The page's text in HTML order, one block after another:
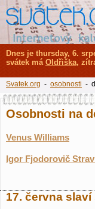
Osobnosti na
Venus Williams
Igor Fjodorovič
17. června
Dnes je thursday, 6.
svátek má Oldřiška,
Svatek.org - osobnosti -